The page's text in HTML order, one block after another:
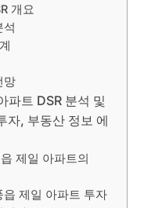
개요
석
망
파트 DSR 분석 및
자, 부동산 정보 에
제일 아파트의
제일 아파트 투자